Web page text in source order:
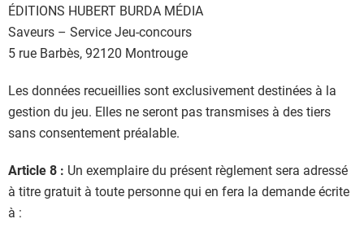
ÉDITIONS HUBERT BURDA MÉDIA
Saveurs – Service Jeu-concours
5 rue Barbès, 92120 Montrouge
Les données recueillies sont exclusivement destinées à la
gestion du jeu. Elles ne seront pas transmises à des tiers
sans consentement préalable.
Article 8 : Un exemplaire du présent règlement sera adressé
à titre gratuit à toute personne qui en fera la demande écrite
à :